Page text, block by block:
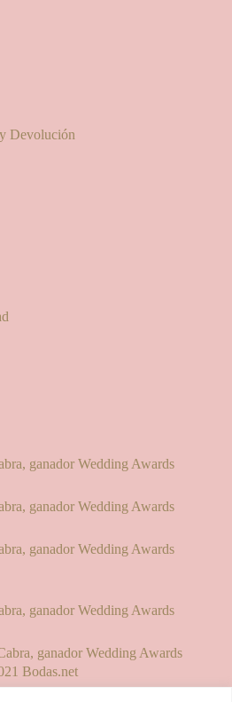
Devolución